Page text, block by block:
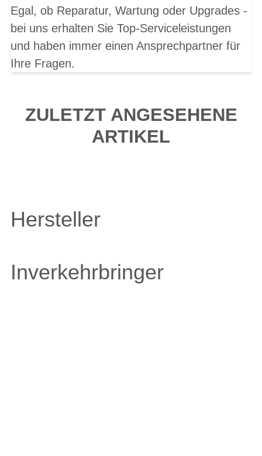
Egal, ob Reparatur, Wartung oder Upgrades -
bei uns erhalten Sie Top-Serviceleistungen
und haben immer einen Ansprechpartner für
Ihre Fragen.
ZULETZT ANGESEHENE
ARTIKEL
Hersteller
Inverkehrbringer